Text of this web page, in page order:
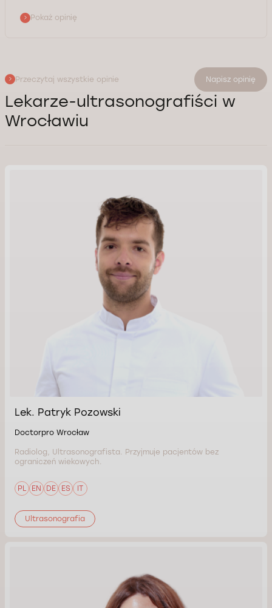
Pokaż opinię
Przeczytaj wszystkie opinie Napisz opinię
Lekarze-ultrasonografiści w
Wrocławiu
Lek. Patryk Pozowski
Doctorpro Wrocław
Radiolog, Ultrasonografista. Przyjmuje pacjentów bez
ograniczeń wiekowych.
PL EN DE ES IT
Ultrasonografia